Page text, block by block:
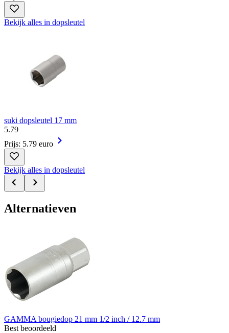
Bekijk alles in dopsleutel
suki dopsleutel 17 mm
5.79
Prijs: 5.79 euro
Bekijk alles in dopsleutel
Alternatieven
GAMMA bougiedop 21 mm 1/2 inch / 12.7 mm
Best beoordeeld